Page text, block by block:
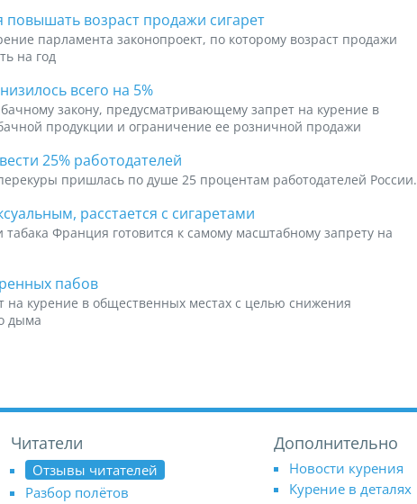
возраст продажи сигарет
парламента законопроект, по которому возраст продажи
на год
всего на 5%
закону, предусматривающему запрет на курение в
продукции и ограничение ее розничной продажи
25% работодателей
пришлась по душе 25 процентам работодателей России.
расстается с сигаретами
Франция готовится к самому масштабному запрету на
пабов
на курение в общественных местах с целью снижения
дыма
Читатели
Отзывы читателей
Разбор полётов
Дополнительно
Новости курения
Курение в деталях